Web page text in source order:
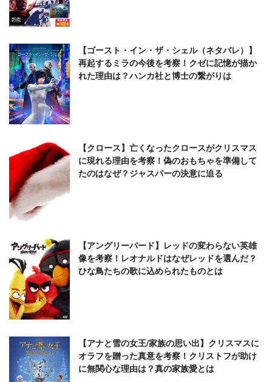
【ゴースト・イン・ザ・シェル（ネタバレ）】
再起するミラの今後を考察！クゼに記憶が描か
れた理由は？ハンカ社と博士の繋がりは
【クロース】亡くなったクロースがクリスマス
に現れる理由を考察！偽のおもちゃを準備して
たのはなぜ？ジャスパーの決意に迫る
【アングリーバード】レッドの変わらない英雄
像を考察！レオナルドはなぜレッドを選んだ？
ひな鳥たちの歌に込められたものとは
【アナと雪の女王/家族の思い出】クリスマスに
オラフを贈った真意を考察！クリストフが助け
に無関心な理由は？真の家族愛とは